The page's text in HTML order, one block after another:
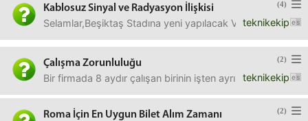
(4)
Kablosuz Sinyal ve Radyasyon İlişkisi
teknikekip
Selamlar,Beşiktaş Stadına yeni yapılacak VIP
(2)
Çalışma Zorunluluğu
teknikekip
Bir firmada 8 aydır çalışan birinin işten ayrılması için
(2)
Roma İçin En Uygun Bilet Alım Zamanı